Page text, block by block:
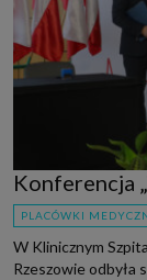
Konferencja
PLACÓWKI
W Klinicznym
Rzeszowie odbyła